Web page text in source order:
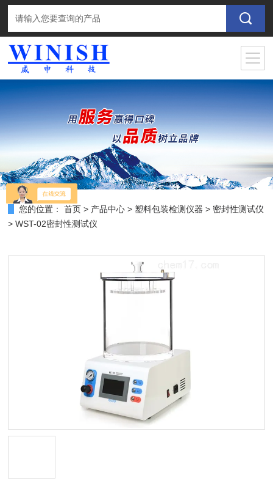
您的位置： 首页 > 产品中心 > 塑料包装检测仪器 > 密封性测试仪
> WST-02密封性测试仪